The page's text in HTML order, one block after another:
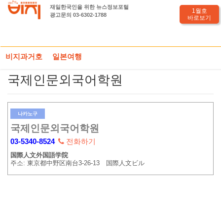
1월호
바로보기
재일한국인을 위한 뉴스정보포털
광고문의 03-6302-1788
비지과거호 일본여행
HOME 도쿄전화부 일본어학교
국제인문외국어학원
나카노구
국제인문외국어학원
03-5340-8524 전화하기
国際人文外国語学院
주소: 東京都中野区南台3-26-13 国際人文ビル